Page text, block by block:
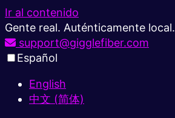
Ir al contenido
Gente real. Auténticamente local.
support@gigglefiber.com
Español
English
中文 (简体)